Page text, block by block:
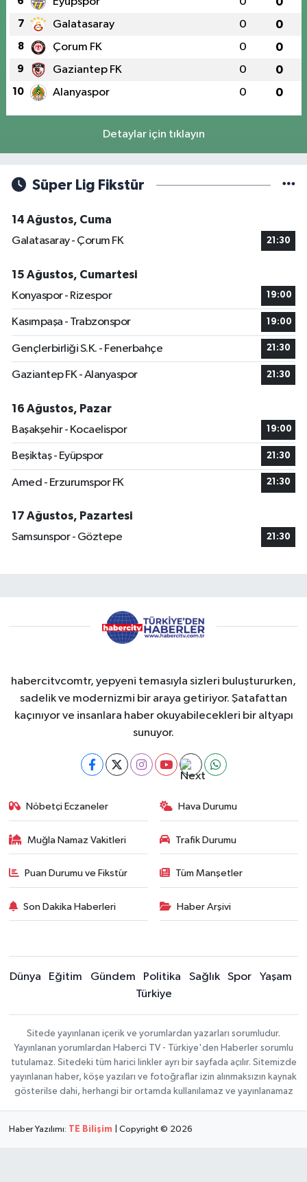
7 Galatasaray 0 0
8 Çorum FK 0 0
9 Gaziantep FK 0 0
10 Alanyaspor 0 0
Detaylar için tıklayın
Süper Lig Fikstür
14 Ağustos, Cuma
Galatasaray - Çorum FK
21:30
15 Ağustos, Cumartesi
Konyaspor - Rizespor
19:00
Kasımpaşa - Trabzonspor 19:00
Gençlerbirliği S.K. - Fenerbahçe 21:30
Gaziantep FK - Alanyaspor 21:30
16 Ağustos, Pazar
Başakşehir - Kocaelispor
19:00
Beşiktaş - Eyüpspor 21:30
Amed - Erzurumspor FK 21:30
17 Ağustos, Pazartesi
Samsunspor - Göztepe
21:30
habercitvcomtr, yepyeni temasıyla sizleri buluştururken,
sadelik ve modernizmi bir araya getiriyor. Şatafattan
kaçınıyor ve insanlara haber okuyabilecekleri bir altyapı
sunuyor.
Nöbetçi Eczaneler Hava Durumu
Muğla Namaz Vakitleri Trafik Durumu
Puan Durumu ve Fikstür Tüm Manşetler
Son Dakika Haberleri Haber Arşivi
Dünya Eğitim Gündem Politika Sağlık Spor
Yaşam
Türkiye
Sitede yayınlanan içerik ve yorumlardan yazarları sorumludur.
Yayınlanan yorumlardan Haberci TV - Türkiye'den Haberler sorumlu
tutulamaz. Sitedeki tüm harici linkler ayrı bir sayfada açılır. Sitemizde
yayınlanan haber, köşe yazıları ve fotoğraflar izin alınmaksızın kaynak
gösterilse dahi, herhangi bir ortamda kullanılamaz ve yayınlanamaz
Haber Yazılımı: TE Bilişim | Copyright © 2026